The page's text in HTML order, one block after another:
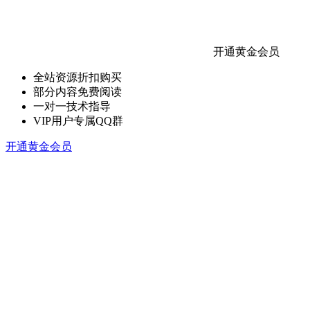
开通黄金会员
全站资源折扣购买
部分内容免费阅读
一对一技术指导
VIP用户专属QQ群
开通黄金会员